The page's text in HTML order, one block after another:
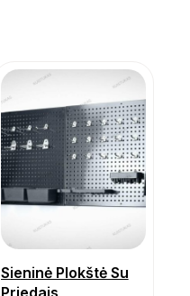
Sieninė Plokštė Su
Priedais